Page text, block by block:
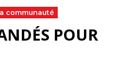
communauté
POUR